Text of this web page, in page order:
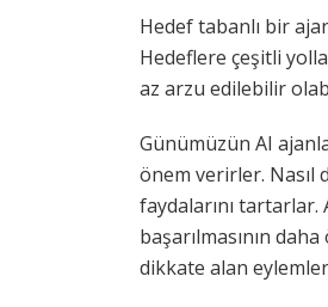
Hedef tabanlı bir
Hedeflere çeşitli
az arzu edilebilir
Günümüzün AI
önem verirler. Nasıl
faydalarını
başarılmasının
dikkate alan